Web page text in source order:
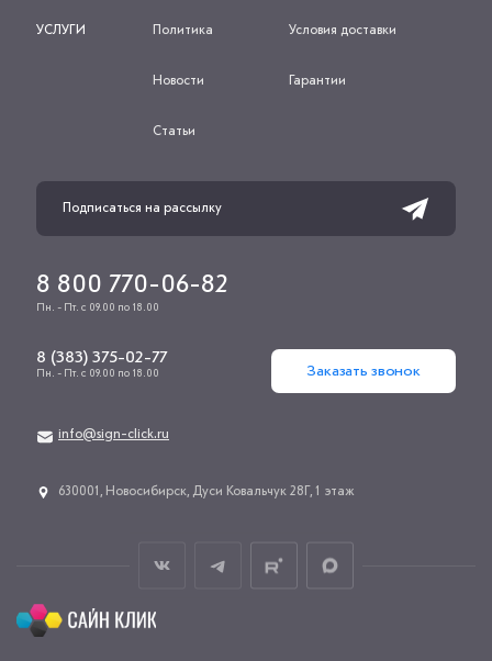
УСЛУГИ Политика
Новости
Статьи
Условия доставки
Гарантии
8 800 770-06-82
Пн. - Пт. с 09.00 по 18.00
8 (383) 375-02-77
Пн. - Пт. с 09.00 по 18.00 Заказать звонок
info@sign-click.ru
​630001, Новосибирск, Дуси Ковальчук 28Г, 1 этаж